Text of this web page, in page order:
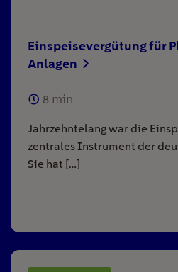
Einspeisevergütung für
Anlagen
8 min
Jahrzehntelang war die
zentrales Instrument der
Sie hat […]